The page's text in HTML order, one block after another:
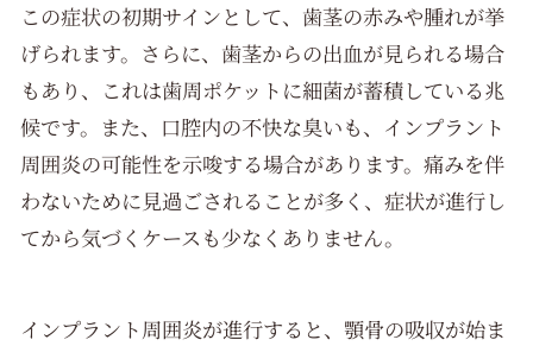
この症状の初期サインとして、歯茎の赤みや腫れが挙
げられます。さらに、歯茎からの出血が見られる場合
もあり、これは歯周ポケットに細菌が蓄積している兆
候です。また、口腔内の不快な臭いも、インプラント
周囲炎の可能性を示唆する場合があります。痛みを伴
わないために見過ごされることが多く、症状が進行し
てから気づくケースも少なくありません。
インプラント周囲炎が進行すると、顎骨の吸収が始ま